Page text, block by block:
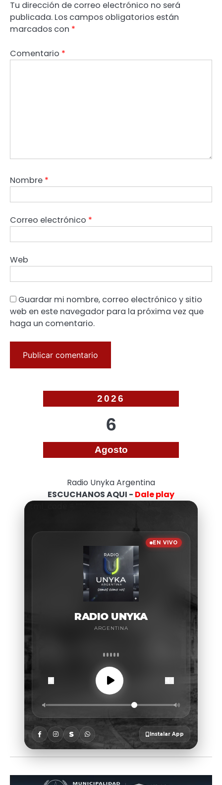
Tu dirección de correo electrónico no será
publicada. Los campos obligatorios están
marcados con *
Comentario *
Nombre *
Correo electrónico *
Web
Guardar mi nombre, correo electrónico y sitio
web en este navegador para la próxima vez que
haga un comentario.
2026
6
Agosto
Radio Unyka Argentina
ESCUCHANOS AQUI - Dale play